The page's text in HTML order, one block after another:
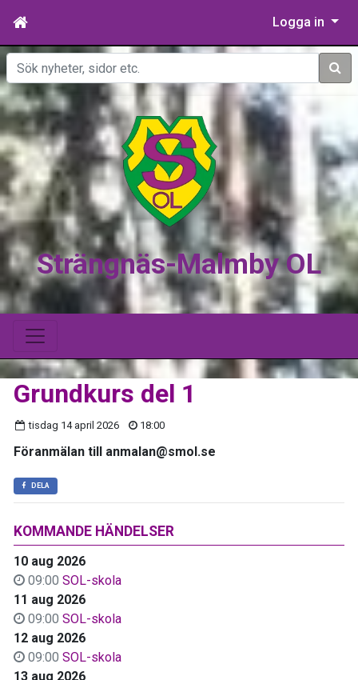
Logga in
Sök
Strängnäs-Malmby OL
KOMMANDE HÄNDELSER
10 aug 2026
09:00 SOL-skola
11 aug 2026
09:00 SOL-skola
12 aug 2026
09:00 SOL-skola
13 aug 2026
Grundkurs del 1
tisdag 14 april 2026 18:00
Föranmälan till anmalan@smol.se
DELA